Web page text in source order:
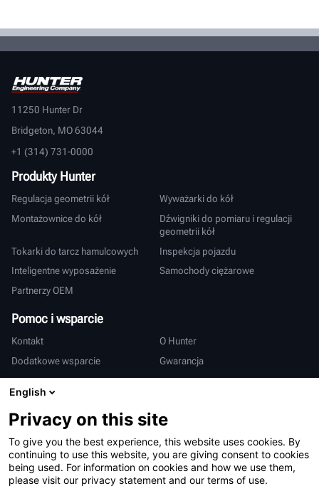
11250 Hunter Dr
Bridgeton, MO 63044
+1 (314) 731-0000
Produkty Hunter
Regulacja geometrii kół
Wyważarki do kół
Montażownice do kół
Dźwigniki do pomiaru i regulacji
geometrii kół
Tokarki do tarcz hamulcowych
Inspekcja pojazdu
Inteligentne wyposażenie
Samochody ciężarowe
Partnerzy OEM
Pomoc i wsparcie
Kontakt
O Hunter
Dodatkowe wsparcie
Gwarancja
Międzynarodowy
Sprzedaż i serwis
English
Privacy on this site
To give you the best experience, this website uses cookies. By
continuing to use this website, you are giving consent to cookies
being used. For information on cookies and how we use them,
please visit our privacy statement and our terms of use.